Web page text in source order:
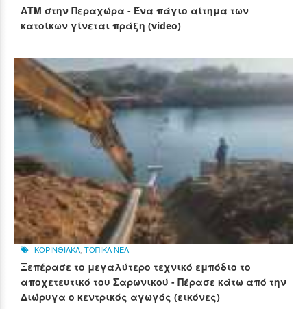
ΑΤΜ στην Περαχώρα - Ένα πάγιο αίτημα των
κατοίκων γίνεται πράξη (video)
ΚΟΡΙΝΘΙΑΚΑ, ΤΟΠΙΚΑ ΝΕΑ
Ξεπέρασε το μεγαλύτερο τεχνικό εμπόδιο το
αποχετευτικό του Σαρωνικού - Πέρασε κάτω από την
Διώρυγα ο κεντρικός αγωγός (εικόνες)